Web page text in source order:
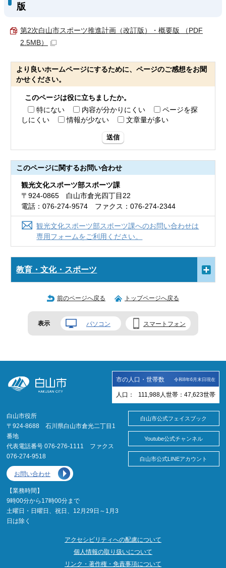
版
第2次白山市スポーツ推進計画（改訂版）・概要版 （PDF
2.5MB）
より良いホームページにするために、ページのご感想をお聞
かせください。
このページは役に立ちましたか。
特にない
内容が分かりにくい
ページを探
しにくい
情報が少ない 文章量が多い
送信
このページに関するお問い合わせ
観光文化スポーツ部スポーツ課
〒924-0865 白山市倉光四丁目22
電話：076-274-9574 ファクス：076-274-2344
観光文化スポーツ部スポーツ課へのお問い合わせは
専用フォームをご利用ください。
教育・文化・スポーツ
前のページへ戻る トップページへ戻る
表示 パソコン スマートフォン
市の人口・世帯数 令和8年6月末日現在
人口： 111,988 人 世帯： 47,623世帯
白山市役所
〒924-8688 石川県白山市倉光二丁目1
番地
代表電話番号 076-276-1111 ファクス
076-274-9518
お問い合わせ
【業務時間】
9時00分から17時00分まで
土曜日・日曜日、祝日、12月29日～1月3
日は除く
白山市公式フェイスブック
Youtube公式チャンネル
白山市公式LINEアカウント
アクセシビリティへの配慮について
個人情報の取り扱いについて
リンク・著作権・免責事項について